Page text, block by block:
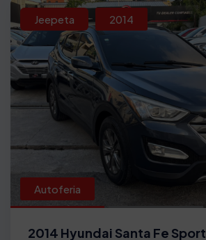
Jeepeta 2014
Autoferia
2014 Hyundai Santa Fe Sport